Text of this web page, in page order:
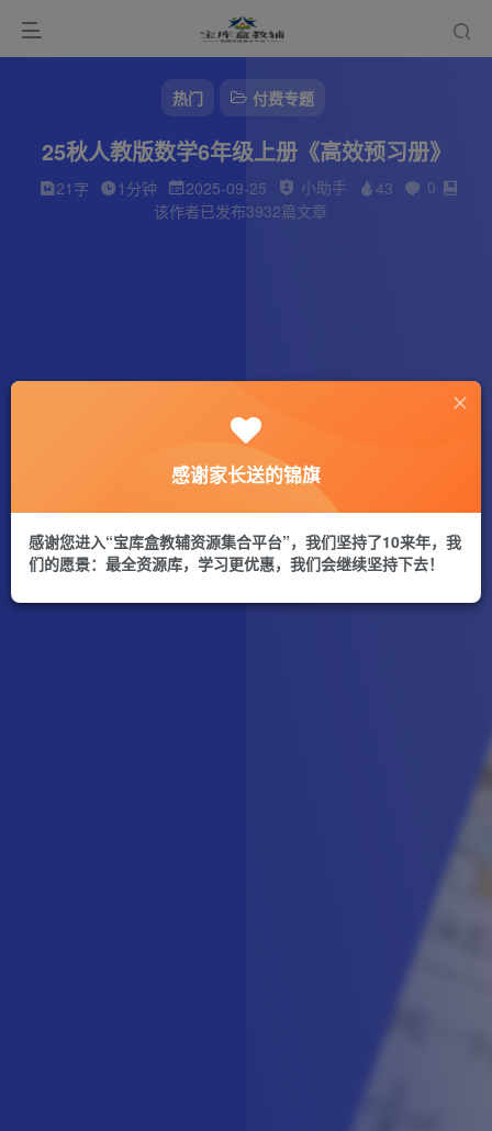
热门 付费专题
25秋人教版数学6年级上册《高效预习册》
21字 1分钟 2025-09-25 小助手 43
0
该作者已发布3932篇文章
感谢家长送的锦旗
感谢您进入“宝库盒教辅资源集合平台”，我们坚持了10来年，我
们的愿景：最全资源库，学习更优惠，我们会继续坚持下去！